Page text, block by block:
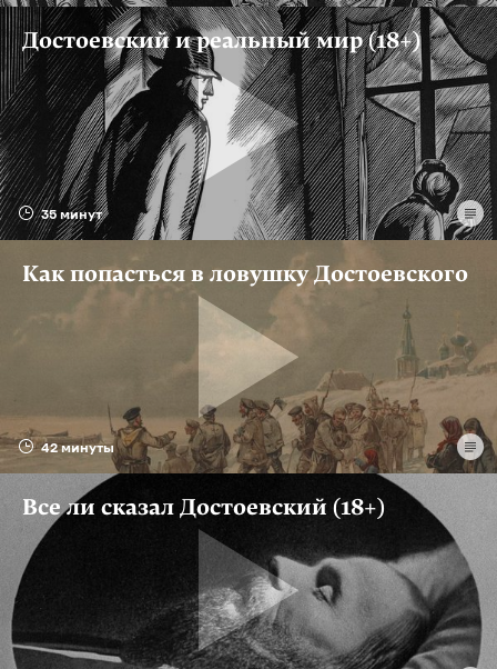
35 минут
Достоевский и реальный мир (18+)
42 минуты
Как попасться в ловушку Достоевского
Все ли сказал Достоевский (18+)